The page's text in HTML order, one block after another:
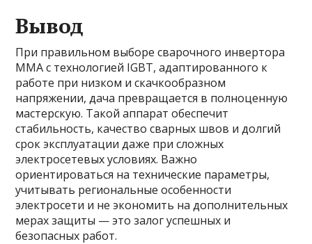
Вывод
При правильном выборе сварочного инвертора
ММА с технологией IGBT, адаптированного к
работе при низком и скачкообразном
напряжении, дача превращается в полноценную
мастерскую. Такой аппарат обеспечит
стабильность, качество сварных швов и долгий
срок эксплуатации даже при сложных
электросетевых условиях. Важно
ориентироваться на технические параметры,
учитывать региональные особенности
электросети и не экономить на дополнительных
мерах защиты — это залог успешных и
безопасных работ.